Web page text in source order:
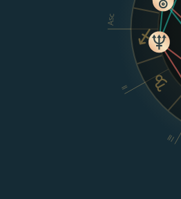
Asc
II
III